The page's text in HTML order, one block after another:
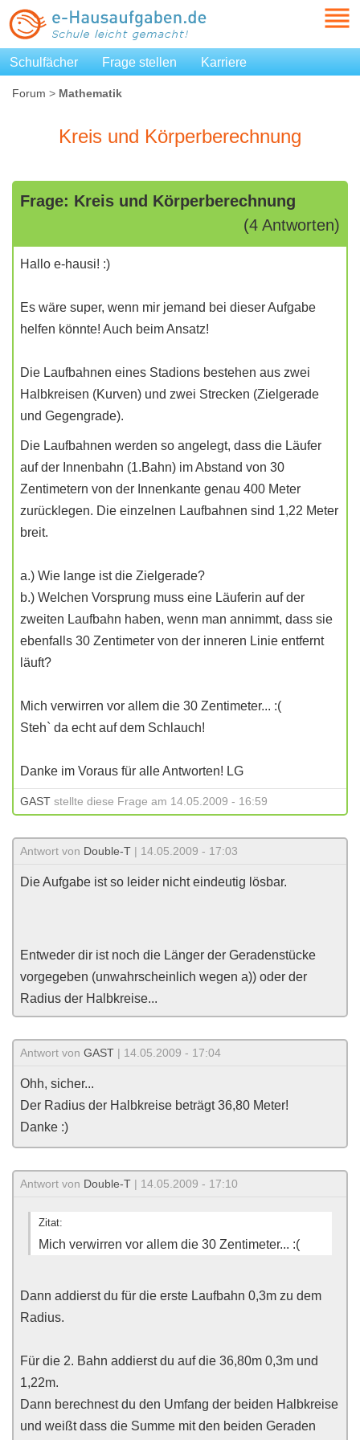
Schulfächer Frage stellen Karriere
Forum > Mathematik
Kreis und Körperberechnung
Frage: Kreis und Körperberechnung
(4 Antworten)
Hallo e-hausi! :)
Es wäre super, wenn mir jemand bei dieser Aufgabe
helfen könnte! Auch beim Ansatz!
Die Laufbahnen eines Stadions bestehen aus zwei
Halbkreisen (Kurven) und zwei Strecken (Zielgerade
und Gegengrade).
Die Laufbahnen werden so angelegt, dass die Läufer
auf der Innenbahn (1.Bahn) im Abstand von 30
Zentimetern von der Innenkante genau 400 Meter
zurücklegen. Die einzelnen Laufbahnen sind 1,22 Meter
breit.
a.) Wie lange ist die Zielgerade?
b.) Welchen Vorsprung muss eine Läuferin auf der
zweiten Laufbahn haben, wenn man annimmt, dass sie
ebenfalls 30 Zentimeter von der inneren Linie entfernt
läuft?
Mich verwirren vor allem die 30 Zentimeter... :(
Steh` da echt auf dem Schlauch!
Danke im Voraus für alle Antworten! LG
GAST stellte diese Frage am 14.05.2009 - 16:59
Antwort von Double-T | 14.05.2009 - 17:03
Die Aufgabe ist so leider nicht eindeutig lösbar.
Entweder dir ist noch die Länger der Geradenstücke
vorgegeben (unwahrscheinlich wegen a)) oder der
Radius der Halbkreise...
Antwort von GAST | 14.05.2009 - 17:04
Ohh, sicher...
Der Radius der Halbkreise beträgt 36,80 Meter!
Danke :)
Antwort von Double-T | 14.05.2009 - 17:10
Zitat:
Mich verwirren vor allem die 30 Zentimeter... :(
Dann addierst du für die erste Laufbahn 0,3m zu dem
Radius.
Für die 2. Bahn addierst du auf die 36,80m 0,3m und
1,22m.
Dann berechnest du den Umfang der beiden Halbkreise
und weißt dass die Summe mit den beiden Geraden